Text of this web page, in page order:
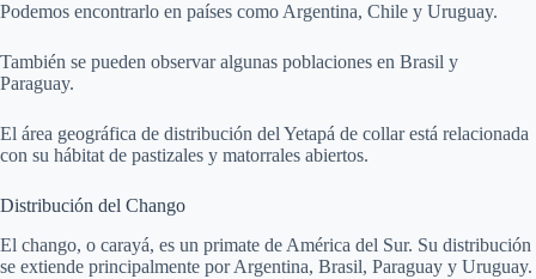
Podemos encontrarlo en países como Argentina, Chile y Uruguay.
También se pueden observar algunas poblaciones en Brasil y
Paraguay.
El área geográfica de distribución del Yetapá de collar está relacionada
con su hábitat de pastizales y matorrales abiertos.
Distribución del Chango
El chango, o carayá, es un primate de América del Sur. Su distribución
se extiende principalmente por Argentina, Brasil, Paraguay y Uruguay.